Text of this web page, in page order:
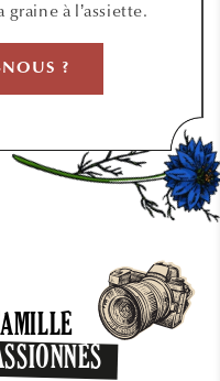
à l’assiette.
?